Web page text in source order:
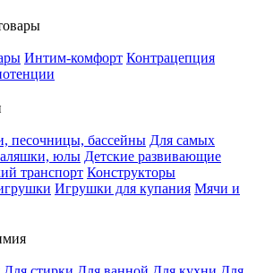
Интим-комфорт Контрацепция
песочницы, бассейны Для самых
юлы Детские развивающие
транспорт Конструкторы
Игрушки для купания Мячи и